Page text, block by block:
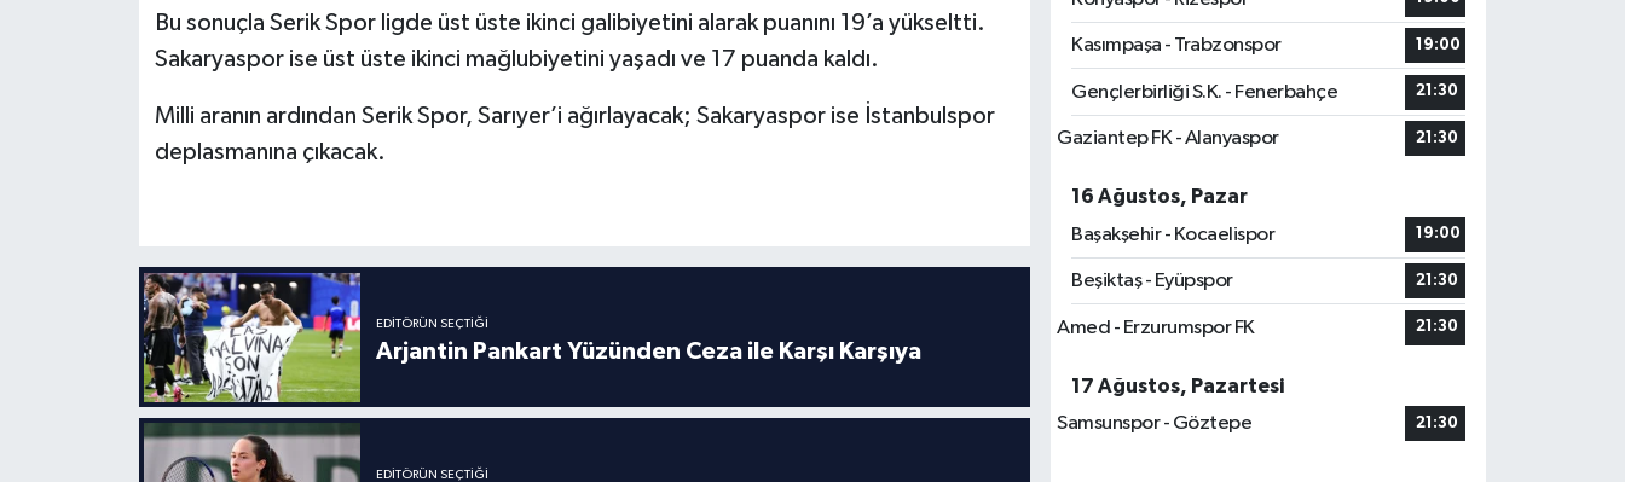
Bu sonuçla Serik Spor ligde üst üste ikinci galibiyetini alarak puanını 19’a yükseltti.
Sakaryaspor ise üst üste ikinci mağlubiyetini yaşadı ve 17 puanda kaldı.
Milli aranın ardından Serik Spor, Sarıyer’i ağırlayacak; Sakaryaspor ise İstanbulspor
deplasmanına çıkacak.
EDITÖRÜN SEÇTIĞI
Arjantin Pankart Yüzünden Ceza ile Karşı Karşıya
EDITÖRÜN SEÇTIĞI
Kasımpaşa - Trabzonspor 19:00
Gençlerbirliği S.K. - Fenerbahçe 21:30
Gaziantep FK - Alanyaspor 21:30
16 Ağustos, Pazar
Başakşehir - Kocaelispor
19:00
Beşiktaş - Eyüpspor 21:30
Amed - Erzurumspor FK 21:30
17 Ağustos, Pazartesi
Samsunspor - Göztepe
21:30
Motor Sporları
Su Sporları
Diğer Spor Dalları